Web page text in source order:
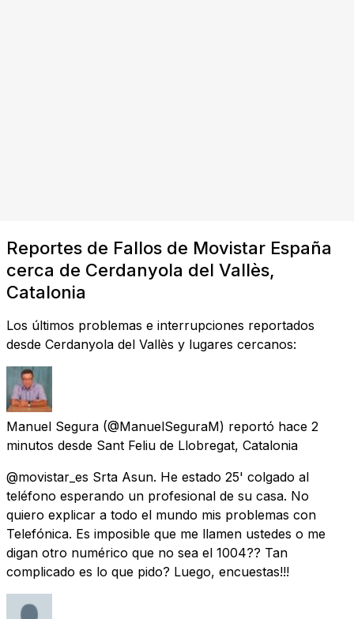
Reportes de Fallos de Movistar España
cerca de Cerdanyola del Vallès,
Catalonia
Los últimos problemas e interrupciones reportados
desde Cerdanyola del Vallès y lugares cercanos:
Manuel Segura (@ManuelSeguraM) reportó hace 2
minutos desde Sant Feliu de Llobregat, Catalonia
@movistar_es Srta Asun. He estado 25' colgado al
teléfono esperando un profesional de su casa. No
quiero explicar a todo el mundo mis problemas con
Telefónica. Es imposible que me llamen ustedes o me
digan otro numérico que no sea el 1004?? Tan
complicado es lo que pido? Luego, encuestas!!!